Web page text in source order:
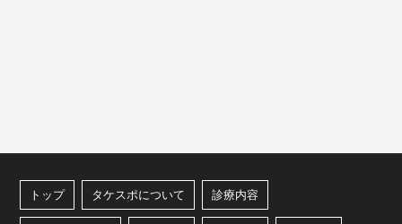
トップ タケスポについて 診療内容